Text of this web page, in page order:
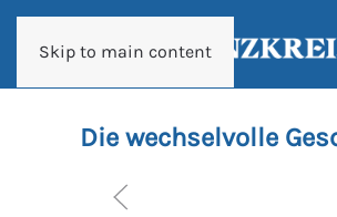
Skip to main content
Die wechselvolle